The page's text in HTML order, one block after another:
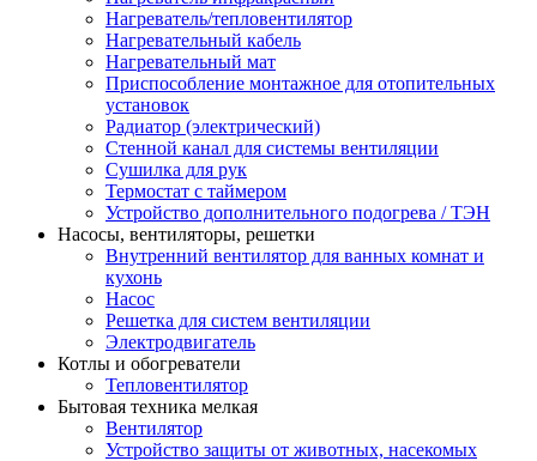
Нагреватель/тепловентилятор
Нагревательный кабель
Нагревательный мат
Приспособление монтажное для отопительных
установок
Радиатор (электрический)
Стенной канал для системы вентиляции
Сушилка для рук
Термостат с таймером
Устройство дополнительного подогрева / ТЭН
Насосы, вентиляторы, решетки
Внутренний вентилятор для ванных комнат и
кухонь
Насос
Решетка для систем вентиляции
Электродвигатель
Котлы и обогреватели
Тепловентилятор
Бытовая техника мелкая
Вентилятор
Устройство защиты от животных, насекомых